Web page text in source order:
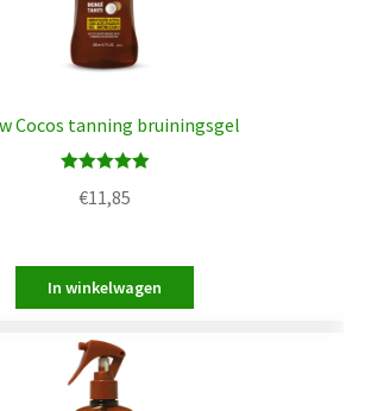
Cocos tanning bruiningsgel
uit 5
€11,85